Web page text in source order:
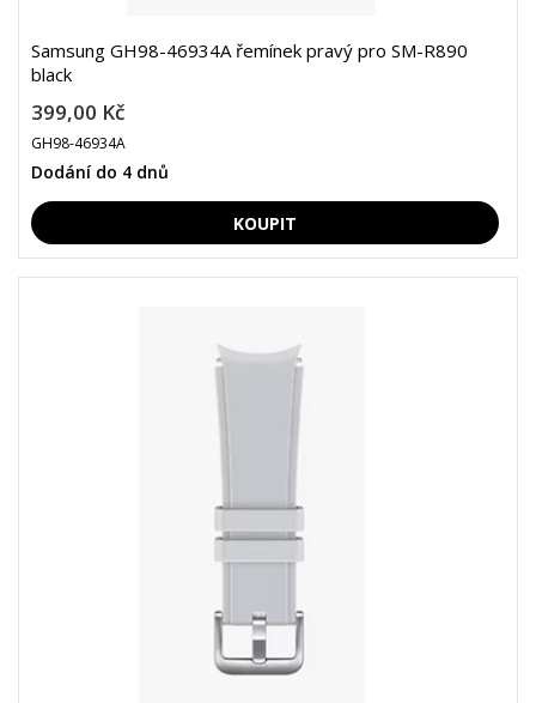
Samsung GH98-46934A řemínek pravý pro SM-R890
black
399,00 Kč
GH98-46934A
Dodání do 4 dnů